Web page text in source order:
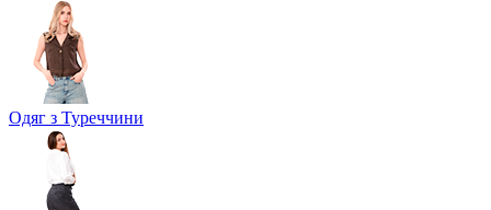
Одяг з Туреччини